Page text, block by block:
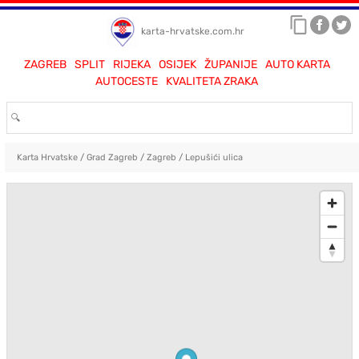
karta-hrvatske.com.hr
ZAGREB SPLIT RIJEKA OSIJEK ŽUPANIJE
AUTO KARTA
AUTOCESTE
KVALITETA ZRAKA
Karta Hrvatske/ Grad Zagreb / Zagreb / Lepušići ulica